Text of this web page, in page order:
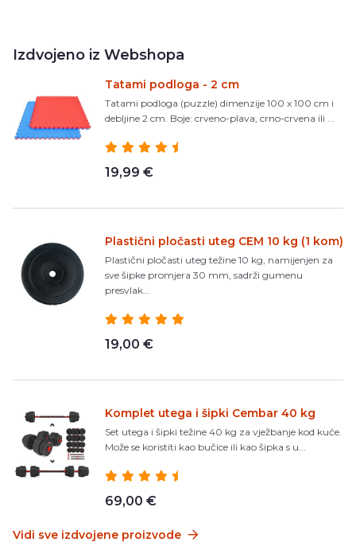
Izdvojeno iz Webshopa
Tatami podloga - 2 cm
Tatami podloga (puzzle) dimenzije 100 x 100 cm i
debljine 2 cm. Boje: crveno-plava, crno-crvena ili ...
19,99 €
Plastični pločasti uteg CEM 10 kg (1 kom)
Plastični pločasti uteg težine 10 kg, namijenjen za
sve šipke promjera 30 mm, sadrži gumenu
presvlak...
19,00 €
Komplet utega i šipki Cembar 40 kg
Set utega i šipki težine 40 kg za vježbanje kod kuće.
Može se koristiti kao bučice ili kao šipka s u...
69,00 €
Vidi sve izdvojene proizvode